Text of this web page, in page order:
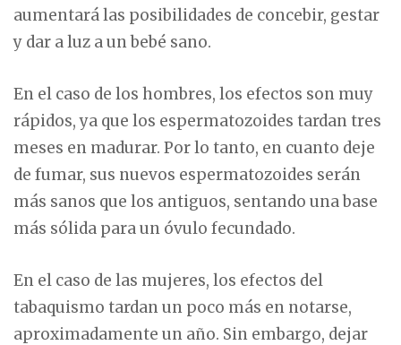
aumentará las posibilidades de concebir, gestar
y dar a luz a un bebé sano.
En el caso de los hombres, los efectos son muy
rápidos, ya que los espermatozoides tardan tres
meses en madurar. Por lo tanto, en cuanto deje
de fumar, sus nuevos espermatozoides serán
más sanos que los antiguos, sentando una base
más sólida para un óvulo fecundado.
En el caso de las mujeres, los efectos del
tabaquismo tardan un poco más en notarse,
aproximadamente un año. Sin embargo, dejar